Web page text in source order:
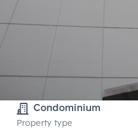
Condominium
Property type